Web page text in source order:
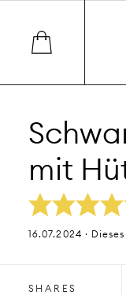
mit
16.07.2024 ·
SHARES